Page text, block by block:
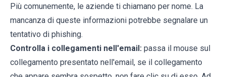
Più comunemente, le aziende ti chiamano per nome. La
mancanza di queste informazioni potrebbe segnalare un
tentativo di phishing.
Controlla i collegamenti nell'email: passa il mouse sul
collegamento presentato nell'email, se il collegamento